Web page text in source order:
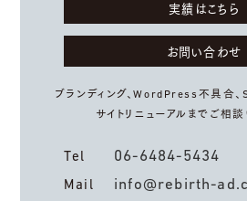
実績はこちら
お問い合わせ
ブランディング、WordPress不具合、
サイトリニューアルまでご相
Tel 06-6484-5434
Mail info@rebirth-